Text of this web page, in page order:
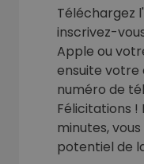
Téléchargez
inscrivez-
Apple ou
ensuite votre
numéro de
Félicitations !
minutes,
potentiel de